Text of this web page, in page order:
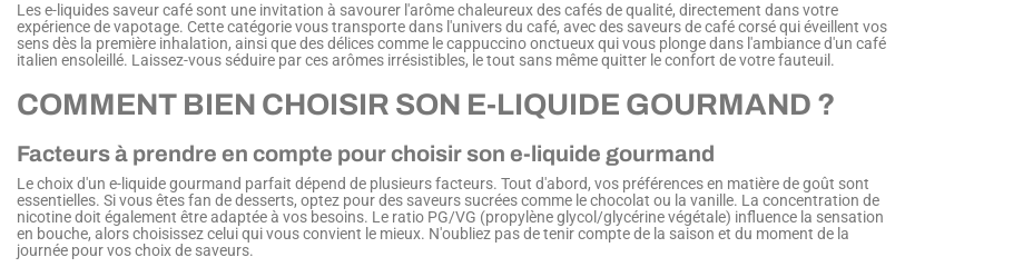
Les e-liquides saveur café sont une invitation à savourer l'arôme chaleureux des cafés de qualité, directement dans votre
expérience de vapotage. Cette catégorie vous transporte dans l'univers du café, avec des saveurs de café corsé qui éveillent vos
sens dès la première inhalation, ainsi que des délices comme le cappuccino onctueux qui vous plonge dans l'ambiance d'un café
italien ensoleillé. Laissez-vous séduire par ces arômes irrésistibles, le tout sans même quitter le confort de votre fauteuil.
COMMENT BIEN CHOISIR SON E-LIQUIDE GOURMAND ?
Facteurs à prendre en compte pour choisir son e-liquide gourmand
Le choix d'un e-liquide gourmand parfait dépend de plusieurs facteurs. Tout d'abord, vos préférences en matière de goût sont
essentielles. Si vous êtes fan de desserts, optez pour des saveurs sucrées comme le chocolat ou la vanille. La concentration de
nicotine doit également être adaptée à vos besoins. Le ratio PG/VG (propylène glycol/glycérine végétale) influence la sensation
en bouche, alors choisissez celui qui vous convient le mieux. N'oubliez pas de tenir compte de la saison et du moment de la
journée pour vos choix de saveurs.